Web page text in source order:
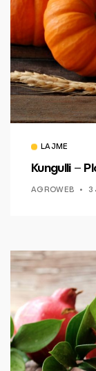
LAJME
Kungulli –
AGROWEB 3